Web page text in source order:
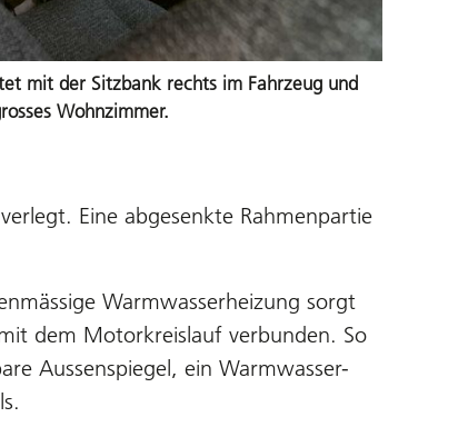
mit der Sitzbank rechts im Fahrzeug und
Wohnzimmer.
Eine abgesenkte Rahmenpartie
Warmwasserheizung sorgt
dem Motorkreislauf verbunden. So
Aussenspiegel, ein Warmwasser-